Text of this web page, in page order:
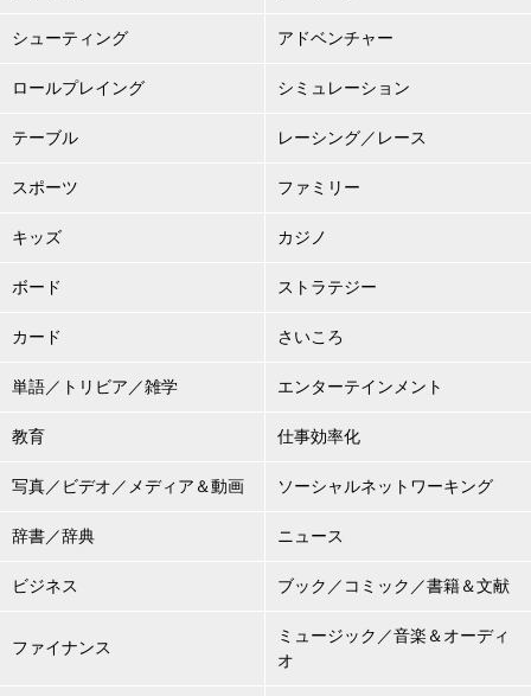
シューティング アドベンチャー
ロールプレイング シミュレーション
テーブル レーシング／レース
スポーツ ファミリー
キッズ カジノ
ボード ストラテジー
カード さいころ
単語／トリビア／雑学 エンターテインメント
教育 仕事効率化
写真／ビデオ／メディア＆動画 ソーシャルネットワーキング
辞書／辞典 ニュース
ビジネス ブック／コミック／書籍＆文献
ファイナンス
ミュージック／音楽＆オーディ
オ